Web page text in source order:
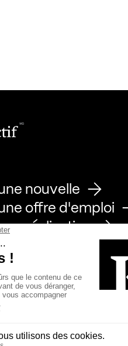
nouvelle
offre d'emploi
réalisation
Kollectif
de Kollectif
de Kollectif